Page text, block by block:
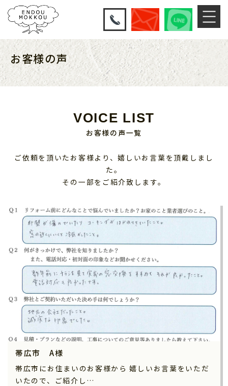
お客様の声
VOICE LIST
お客様の声一覧
ご依頼を頂いたお客様より、嬉しいお言葉を頂戴しまし
た。
その一部をご紹介致します。
帯広市 A様
帯広市にお住まいのお客様から 嬉しいお言葉をいただ
いたので、ご紹介し…